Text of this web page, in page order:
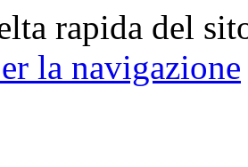
rapida del
la navigazione